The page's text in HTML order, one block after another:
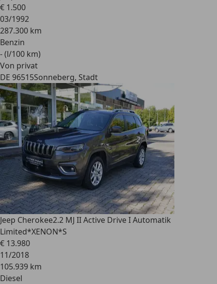
€ 1.500
03/1992
287.300 km
Benzin
- (l/100 km)
Von privat
DE 96515Sonneberg, Stadt
Jeep Cherokee2.2 MJ II Active Drive I Automatik
Limited*XENON*S
€ 13.980
11/2018
105.939 km
Diesel